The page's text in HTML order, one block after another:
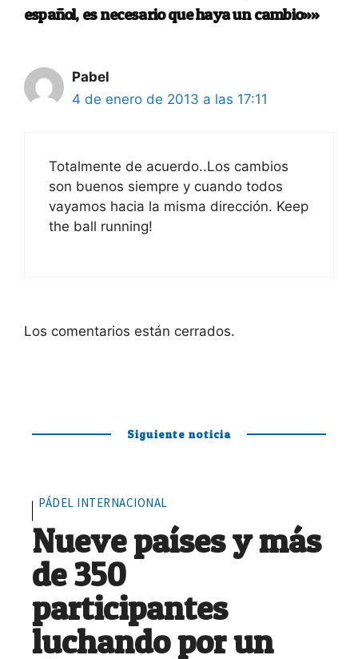
español, es necesario que haya un cambio»»
Pabel
4 de enero de 2013 a las 17:11
Totalmente de acuerdo..Los cambios
son buenos siempre y cuando todos
vayamos hacia la misma dirección. Keep
the ball running!
Los comentarios están cerrados.
Siguiente noticia
PÁDEL INTERNACIONAL
Nueve países y más
de 350
participantes
luchando por un